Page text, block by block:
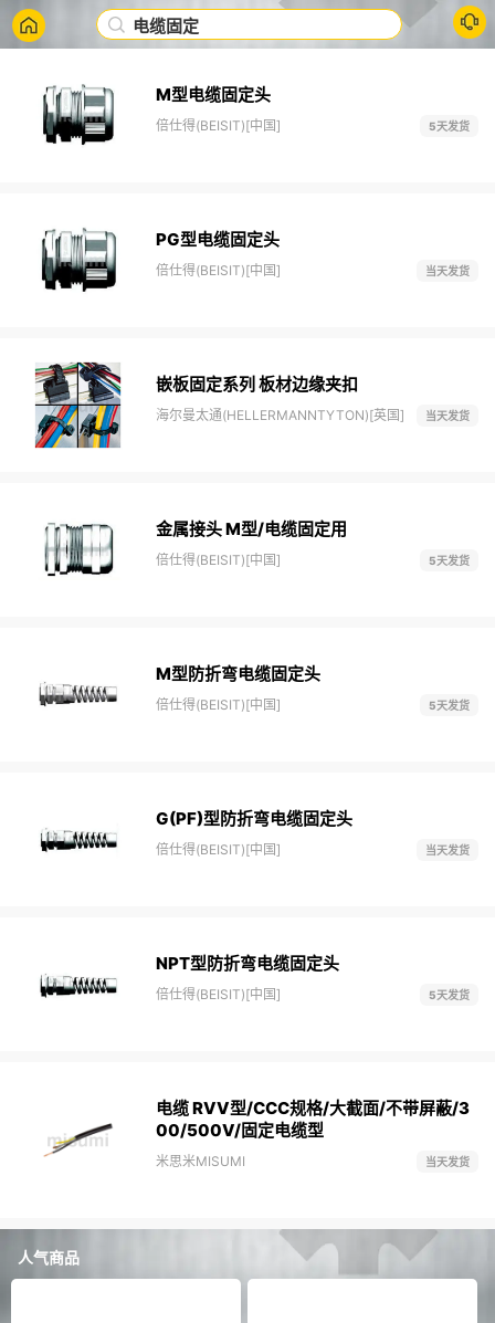
电缆固定
M型电缆固定头
倍仕得(BEISIT)[中国] 5天发货
PG型电缆固定头
倍仕得(BEISIT)[中国] 当天发货
嵌板固定系列 板材边缘夹扣
海尔曼太通(HELLERMANNTYTON)[英国] 当天发货
金属接头 M型/电缆固定用
倍仕得(BEISIT)[中国] 5天发货
M型防折弯电缆固定头
倍仕得(BEISIT)[中国] 5天发货
G(PF)型防折弯电缆固定头
倍仕得(BEISIT)[中国] 当天发货
NPT型防折弯电缆固定头
倍仕得(BEISIT)[中国] 5天发货
电缆 RVV型/CCC规格/大截面/不带屏蔽/3
00/500V/固定电缆型
米思米MISUMI 当天发货
人气商品